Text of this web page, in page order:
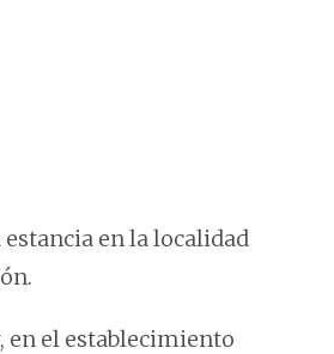
en la localidad
en el establecimiento